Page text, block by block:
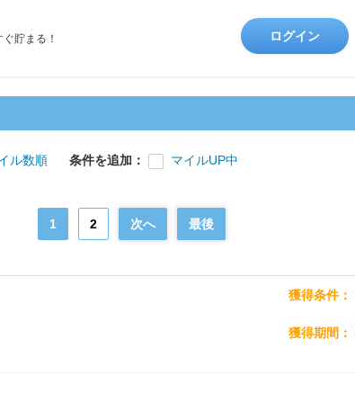
ぐ貯まる！ ログイン
ル数順 条件を追加： マイルUP中
1 2 次へ 最後
獲得条件
獲得期間